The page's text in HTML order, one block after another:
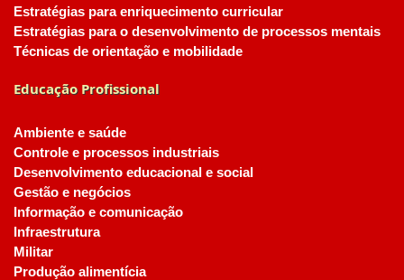
Estratégias para enriquecimento curricular
Estratégias para o desenvolvimento de processos mentais
Técnicas de orientação e mobilidade
Educação Profissional
Ambiente e saúde
Controle e processos industriais
Desenvolvimento educacional e social
Gestão e negócios
Informação e comunicação
Infraestrutura
Militar
Produção alimentícia